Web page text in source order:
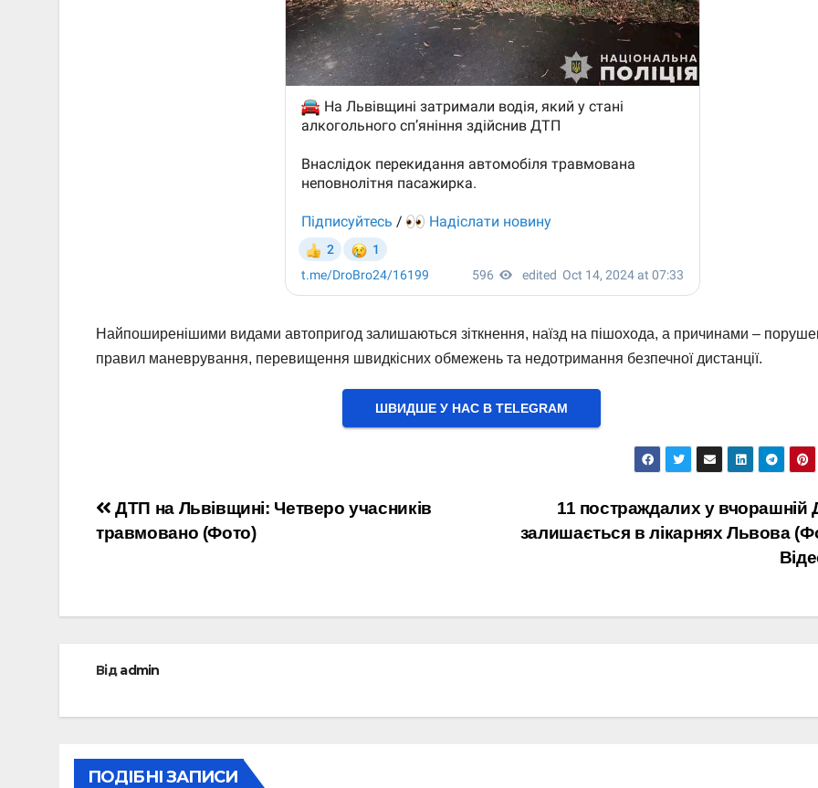
Найпоширенішими видами автопригод залишаються зіткнення, наїзд на пішохода, а причинами –
правил маневрування, перевищення швидкісних обмежень та недотримання безпечної дистанції.
ШВИДШЕ У НАС В ТELEGRAM
Навігація
записів
11 постраждалих у вчорашній
залишається в лікарнях Львова
ДТП на Львівщині: Четверо учасників
травмовано (Фото)
Відadmin
ПОДІБНІ ЗАПИСИ